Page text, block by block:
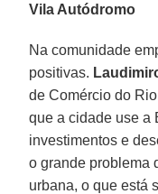
Vila Autódromo
Na comunidade
positivas.
de Comércio do
que a cidade use a
investimentos e
o grande problema
urbana, o que está